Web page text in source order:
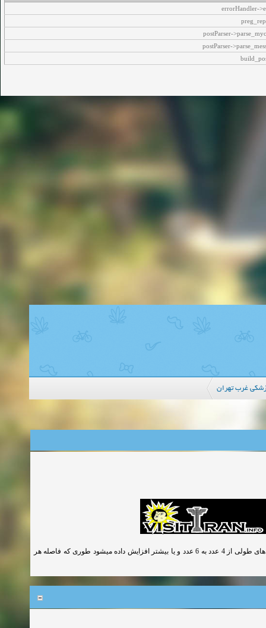
errorHandler-
postParser-
postParser-
غرب تهران
در صورتی که عرض کلافهای ساختمان بنایی از 35 سانتی متر تجاوز کند تعداد میلگردهای طولی از 4 عدد به 6 عدد و یا بیشتر افزایش داده میشود طوری که فاصله هر